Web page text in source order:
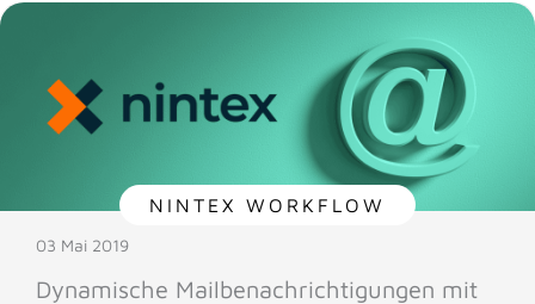
NINTEX WORKFLOW
03 Mai 2019
Dynamische Mailbenachrichtigungen mit